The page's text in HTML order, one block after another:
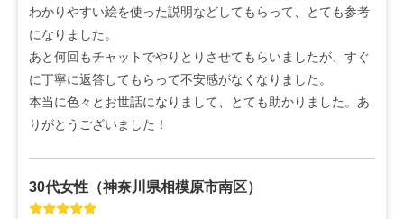
わかりやすい絵を使った説明などしてもらって、とても参考
になりました。
あと何回もチャットでやりとりさせてもらいましたが、すぐ
に丁寧に返答してもらって不安感がなくなりました。
本当に色々とお世話になりまして、とても助かりました。あ
りがとうございました！
30代女性 （神奈川県相模原市南区）